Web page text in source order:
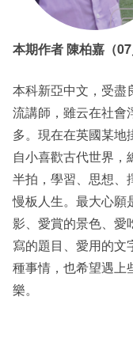
本期作者 陳柏嘉（
本科新亞中文，受盡
流講師，雖云在社會
多。現在在英國某地
自小喜歡古代世界，
半拍，學習、思想、
慢板人生。最大心願
影、愛賞的景色、愛
寫的題目、愛用的文
種事情，也希望遇上
樂。